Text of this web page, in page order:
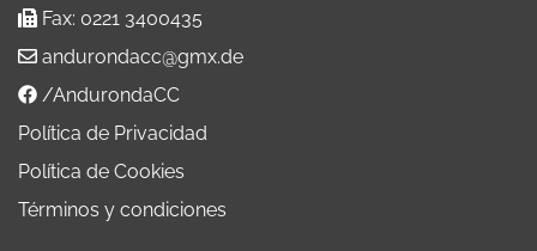
Fax: 0221 3400435
andurondacc@gmx.de
/AndurondaCC
Política de Privacidad
Política de Cookies
Términos y condiciones